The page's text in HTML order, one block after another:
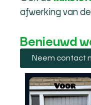
afwerking van
Benieuwd
Neem contact